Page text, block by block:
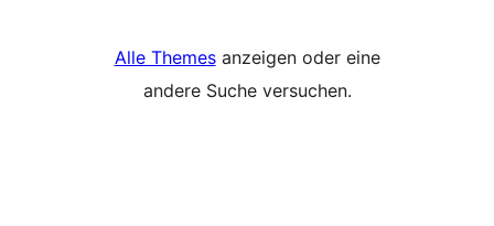
Alle Themesanzeigen oder eine
andere Suche versuchen.